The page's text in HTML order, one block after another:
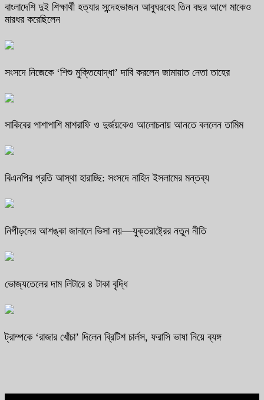
বাংলাদেশি দুই শিক্ষার্থী হত্যার সন্দেহভাজন আবুঘরবেহ তিন বছর আগে মাকেও
মারধর করেছিলেন
সংসদে নিজেকে ‘শিশু মুক্তিযোদ্ধা’ দাবি করলেন জামায়াত নেতা তাহের
সাকিবের পাশাপাশি মাশরাফি ও দুর্জয়কেও আলোচনায় আনতে বললেন তামিম
বিএনপির প্রতি আস্থা হারাচ্ছি: সংসদে নাহিদ ইসলামের মন্তব্য
নিপীড়নের আশঙ্কা জানালে ভিসা নয়—যুক্তরাষ্ট্রের নতুন নীতি
ভোজ্যতেলের দাম লিটারে ৪ টাকা বৃদ্ধি
ট্রাম্পকে ‘রাজার খোঁচা’ দিলেন ব্রিটিশ চার্লস, ফরাসি ভাষা নিয়ে ব্যঙ্গ